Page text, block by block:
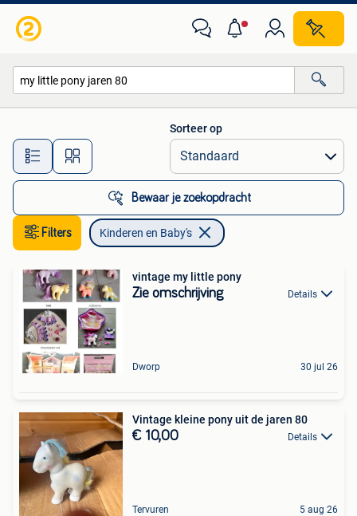
Alle afstanden…
Sorteer op
Bewaar je zoekopdracht
Filters Kinderen en Baby's
vintage my little pony
Zie omschrijving Details
Dworp 30 jul 26
Vintage kleine pony uit de jaren 80
€ 10,00 Details
Tervuren 5 aug 26